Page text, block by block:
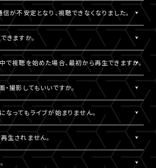
試しいただいていますか？
奨環境でない場合、正常にページ遷移ができな
ます。推奨環境はこちら
よりご確認ください。
ブレットをご利用の場合、LINEやメール等のアプ
ではなく、指定のブラウザ（iPhone・iPadの場合
の場合は「Chrome」）で当サービスをご利
入力できていますか？
入力ください。全角入力ではログインできませ
ていませんか？
スペースが入っていないかご確認ください。不要
らせ」メールでもご案内しております。
がある場合、同じページからご視聴いただけま
お申込みをされている場合、お支払い（ご入
いただけます。
忘れの場合は、 こちらよりパスワード再設定を行
確認ください。
メールアドレス）とは別のメールアドレスをご利
んか？
試しいただいていますか？
奨環境でない場合、正常にページ遷移ができな
ます。推奨環境はこちらよりご確認ください。
ブレットをご利用の場合、LINEやメール等のアプ
ではなく、指定のブラウザ（iPhone・iPadの場合
の場合は「Chrome」）で当サービスをご利
入されたA!-ID（メールアドレス）と、異なるA!-
）でログインされている可能性がございます。
アウトしていただき、@以降が異なるなど、ご利
アドレスをご確認のうえ、改めてログインをお
らせ」メールをお受取りいただいているA!-
ス）にてログインしてください。
信が不安定となり、視聴できなくなりました。
高速・大容量のデータ通信が必要となります。
はWi-Fiのご利用を推奨いたします。お客様の視聴
不具合に関しては、当サービスは一切の責任を
きますか。
1端末まで視聴可能となっております。
インが検知された場合には、一方の端末がログ
で視聴を始めた場合、最初から再生できますか。
からご利用の場合は、視聴開始された時点から
撮影してもいいですか。
ートフォンなどによる画面録画・撮影・録音は禁
途案内があった場合はこれに限りません。
を許可する案内のない配信でSNSや動画サイトな
共有を行った場合、法的責任に問われる場合が
なってもライブが始まりません。
込み）をお試しいただき、視聴ページを更新してく
込み）方法はご利用端末により異なります。
生されません。
ある四角いボタンを押すと、全画面での表示に